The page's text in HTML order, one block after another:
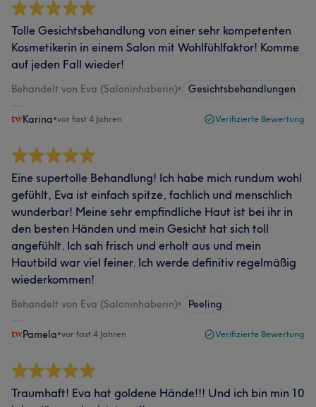
Tolle Gesichtsbehandlung von einer sehr kompetenten
Kosmetikerin in einem Salon mit Wohlfühlfaktor! Komme
auf jeden Fall wieder!
Behandelt von Eva (Saloninhaberin)• Gesichtsbehandlungen
Karina•vor fast 4 Jahren Verifizierte Bewertung
Eine supertolle Behandlung! Ich habe mich rundum wohl
gefühlt, Eva ist einfach spitze, fachlich und menschlich
wunderbar! Meine sehr empfindliche Haut ist bei ihr in
den besten Händen und mein Gesicht hat sich toll
angefühlt. Ich sah frisch und erholt aus und mein
Hautbild war viel feiner. Ich werde definitiv regelmäßig
wiederkommen!
Behandelt von Eva (Saloninhaberin)• Peeling
Pamela•vor fast 4 Jahren Verifizierte Bewertung
Traumhaft! Eva hat goldene Hände!!! Und ich bin min 10